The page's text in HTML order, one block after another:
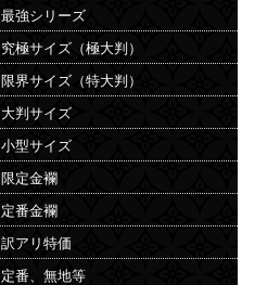
最強シリーズ
究極サイズ（極大判）
限界サイズ（特大判）
大判サイズ
小型サイズ
限定金襴
定番金襴
訳アリ特価
定番、無地等